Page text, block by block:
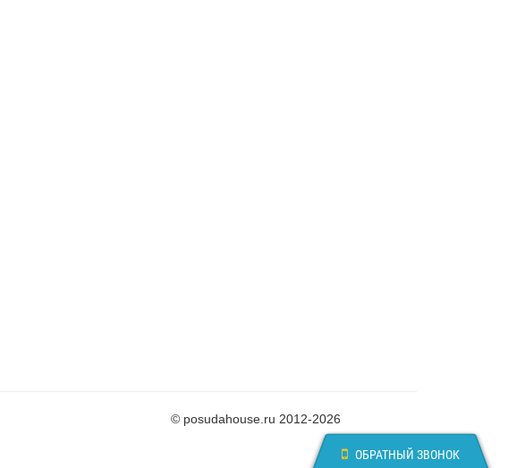
© posudahouse.ru 2012-2026
ОБРАТНЫЙ ЗВОНОК